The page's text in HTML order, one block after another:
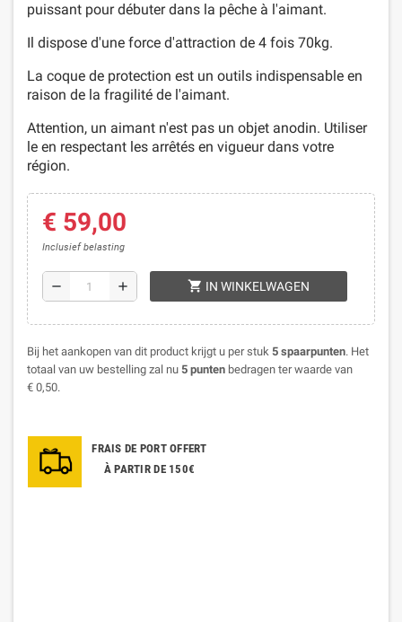
puissant pour débuter dans la pêche à l'aimant.
Il dispose d'une force d'attraction de 4 fois 70kg.
La coque de protection est un outils indispensable en
raison de la fragilité de l'aimant.
Attention, un aimant n'est pas un objet anodin. Utiliser
le en respectant les arrêtés en vigueur dans votre
région.
€ 59,00
Inclusief belasting
remove add shopping_cart IN WINKELWAGEN
Bij het aankopen van dit product krijgt u per stuk 5 spaarpunten. Het
totaal van uw bestelling zal nu 5 punten bedragen ter waarde van
€ 0,50.
FRAIS DE PORT OFFERT
À PARTIR DE 150€